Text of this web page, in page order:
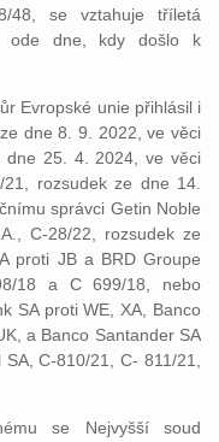
48, se vztahuje tříletá
ode dne, kdy došlo k
Evropské unie přihlásil i
dne 8. 9. 2022, ve věci
dne 25. 4. 2024, ve věci
rozsudek ze dne 14.
správci Getin Noble
C-28/22, rozsudek ze
proti JB a BRD Groupe
18 a C 699/18, nebo
SA proti WE, XA, Banco
a Banco Santander SA
C-810/21, C- 811/21,
se Nejvyšší soud